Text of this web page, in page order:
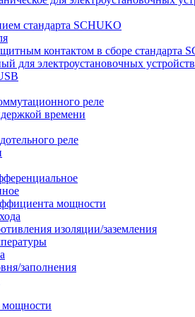
стандарта SCHUKO
контактом в сборе стандарта
для электроустановочных устройств
реле
времени
реле
мощности
изоляции/заземления
заполнения
мощности